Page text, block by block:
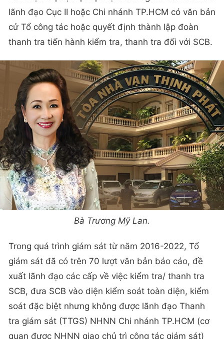
lãnh đạo Cục II hoặc Chi nhánh TP.HCM có văn bản
cử Tổ công tác hoặc quyết định thành lập đoàn
thanh tra tiến hành kiểm tra, thanh tra đối với SCB.
Bà Trương Mỹ Lan.
Trong quá trình giám sát từ năm 2016-2022, Tổ
giám sát đã có trên 70 lượt văn bản báo cáo, đề
xuất lãnh đạo các cấp về việc kiểm tra/ thanh tra
SCB, đưa SCB vào diện kiểm soát toàn diện, kiểm
soát đặc biệt nhưng không được lãnh đạo Thanh
tra giám sát (TTGS) NHNN Chi nhánh TP.HCM (cơ
quan được NHNN giao chủ trì công tác giám sát)